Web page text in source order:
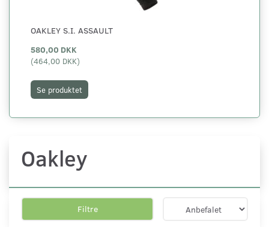
OAKLEY S.I. ASSAULT
580,00 DKK
(464,00 DKK)
Se produktet
Oakley
Filtre